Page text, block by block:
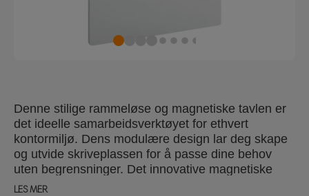
Denne stilige rammeløse og magnetiske tavlen er
det ideelle samarbeidsverktøyet for ethvert
kontormiljø. Dens modulære design lar deg skape
og utvide skriveplassen for å passe dine behov
uten begrensninger. Det innovative magnetiske
monteringssystemet betyr at de lette
LES MER